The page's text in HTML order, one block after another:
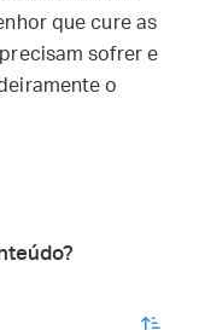
que cure as
sofrer e
o
enviar